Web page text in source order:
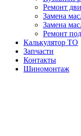
Ремонт
Замена
Замена
Ремонт
Калькулятор ТО
Запчасти
Контакты
Шиномонтаж